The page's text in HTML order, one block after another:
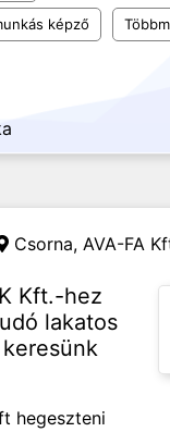
képző
Csorna, AVA-FA
Kft.-hez
lakatos
hegeszteni